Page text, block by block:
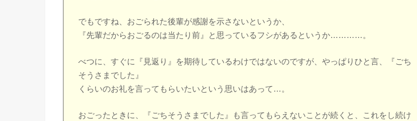
でもですね、おごられた後輩が感謝を示さないというか、
『先輩だからおごるのは当たり前』と思っているフシがあるというか…………。
べつに、すぐに『見返り』を期待しているわけではないのですが、やっぱりひと言、『ごち
そうさまでした』
くらいのお礼を言ってもらいたいという思いはあって…。
おごったときに、『ごちそうさまでした』も言ってもらえないことが続くと、これをし続け